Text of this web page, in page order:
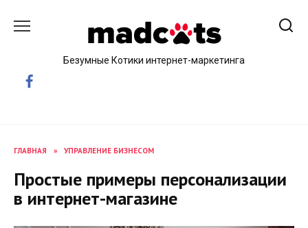
Безумные Котики интернет-маркетинга
ГЛАВНАЯ » УПРАВЛЕНИЕ БИЗНЕСОМ
Простые примеры персонализации
в интернет-магазине